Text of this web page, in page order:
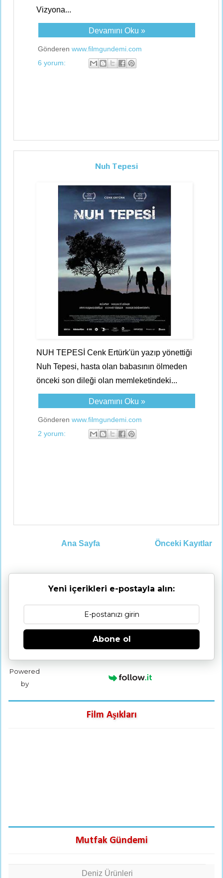
Vizyona...
Devamını Oku »
Gönderen www.filmgundemi.com
6 yorum:
Nuh Tepesi
NUH TEPESİ Cenk Ertürk'ün yazıp yönettiği
Nuh Tepesi, hasta olan babasının ölmeden
önceki son dileği olan memleketindeki...
Devamını Oku »
Gönderen www.filmgundemi.com
2 yorum:
Önceki Kayıtlar
Ana Sayfa
Yeni içerikleri e-postayla alın:
Abone ol
Powered
by
Film Aşıkları
Mutfak Gündemi
Deniz Ürünleri